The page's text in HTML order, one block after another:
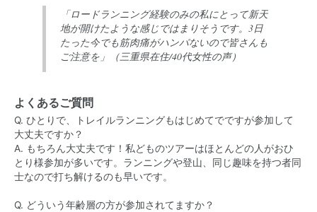
「ロードランニング経験のみの私にとって新天
地が開けたような感じではまりそうです。3日
たった今でも筋肉痛がハンパないので皆さんも
ご注意を」（三重県在住/40代女性の声）
よくあるご質問
Q. ひとりで、トレイルランニングもはじめてでですが参加して
大丈夫ですか？
A. もちろん大丈夫です！私どものツアーはほとんどの人がおひ
とり様参加が多いです。ランニングや登山、同じ趣味を持つ者同
士なので打ち解けるのも早いです。
Q. どういう年齢層の方が参加されてますか？